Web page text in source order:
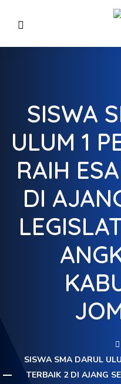
SISWA
ULUM 1
RAIH
DI
SISWA SMA DARUL
TERBAIK 2 DI AJANG